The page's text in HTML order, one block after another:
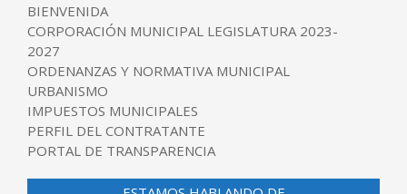
BIENVENIDA
CORPORACIÓN MUNICIPAL LEGISLATURA 2023-
2027
ORDENANZAS Y NORMATIVA MUNICIPAL
URBANISMO
IMPUESTOS MUNICIPALES
PERFIL DEL CONTRATANTE
PORTAL DE TRANSPARENCIA